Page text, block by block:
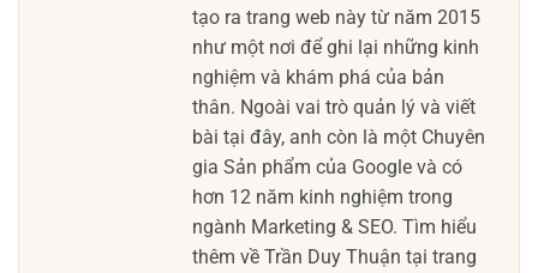
tạo ra trang web này từ năm 2015
như một nơi để ghi lại những kinh
nghiệm và khám phá của bản
thân. Ngoài vai trò quản lý và viết
bài tại đây, anh còn là một Chuyên
gia Sản phẩm của Google và có
hơn 12 năm kinh nghiệm trong
ngành Marketing & SEO. Tìm hiểu
thêm về Trần Duy Thuận tại trang